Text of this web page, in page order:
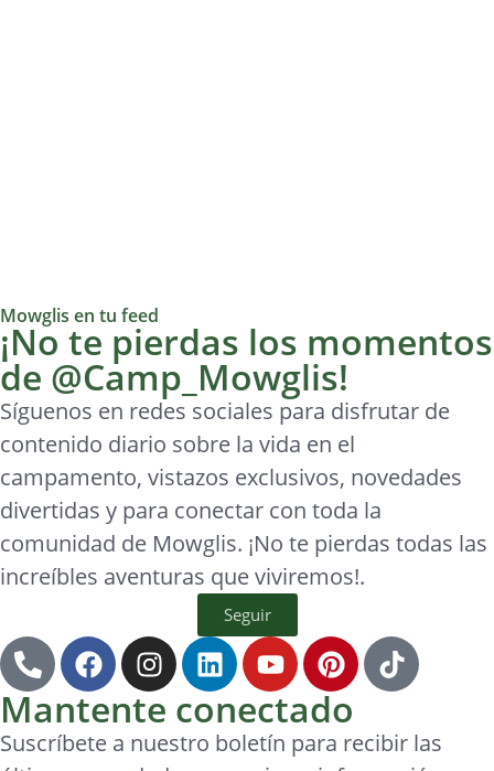
Mowglis en tu feed
¡No te pierdas los momentos
de @Camp_Mowglis!
Síguenos en redes sociales para disfrutar de
contenido diario sobre la vida en el
campamento, vistazos exclusivos, novedades
divertidas y para conectar con toda la
comunidad de Mowglis. ¡No te pierdas todas las
increíbles aventuras que viviremos!.
Seguir
Mantente conectado
Suscríbete a nuestro boletín para recibir las